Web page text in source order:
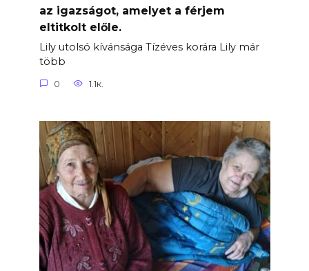
az igazságot, amelyet a férjem
eltitkolt előle.
Lily utolsó kívánsága Tízéves korára Lily már
több
0 1.1к.